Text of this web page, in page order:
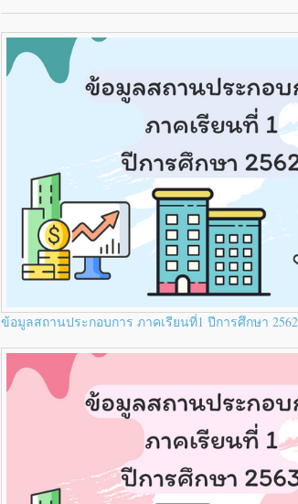
ข้อมูลสถานประกอบการ ภาคเรียนที่1 ปีการศึกษา 2562